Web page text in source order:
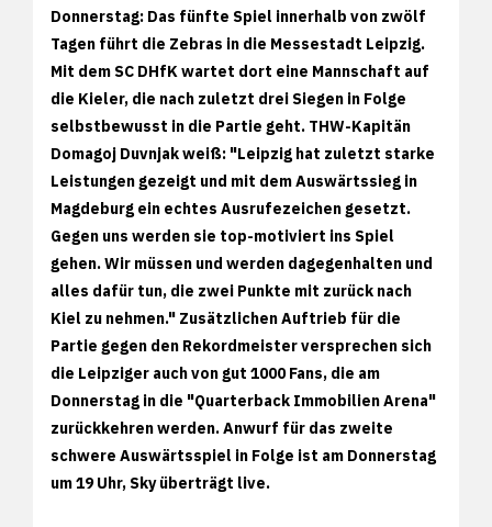
Donnerstag: Das fünfte Spiel innerhalb von zwölf
Tagen führt die Zebras in die Messestadt Leipzig.
Mit dem SC DHfK wartet dort eine Mannschaft auf
die Kieler, die nach zuletzt drei Siegen in Folge
selbstbewusst in die Partie geht. THW-Kapitän
Domagoj Duvnjak weiß: "Leipzig hat zuletzt starke
Leistungen gezeigt und mit dem Auswärtssieg in
Magdeburg ein echtes Ausrufezeichen gesetzt.
Gegen uns werden sie top-motiviert ins Spiel
gehen. Wir müssen und werden dagegenhalten und
alles dafür tun, die zwei Punkte mit zurück nach
Kiel zu nehmen." Zusätzlichen Auftrieb für die
Partie gegen den Rekordmeister versprechen sich
die Leipziger auch von gut 1000 Fans, die am
Donnerstag in die "Quarterback Immobilien Arena"
zurückkehren werden. Anwurf für das zweite
schwere Auswärtsspiel in Folge ist am Donnerstag
um 19 Uhr, Sky überträgt live.